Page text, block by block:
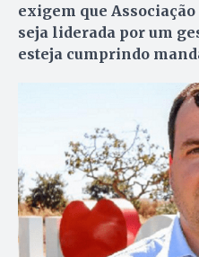
exigem que
seja liderada por um
esteja cumprindo